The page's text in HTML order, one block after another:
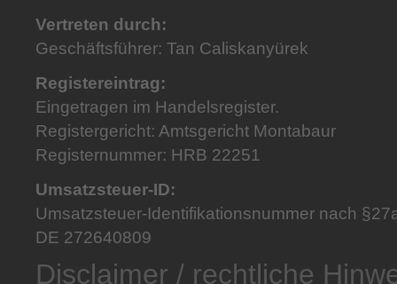
Vertreten durch:
Geschäftsführer: Tan Caliskanyürek
Registereintrag:
Eingetragen im Handelsregister.
Registergericht: Amtsgericht Montabaur
Registernummer: HRB 22251
Umsatzsteuer-ID:
Umsatzsteuer-Identifikationsnummer nach
DE 272640809
Disclaimer / rechtliche